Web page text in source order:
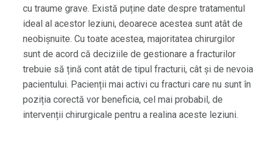
cu traume grave. Există puține date despre tratamentul
ideal al acestor leziuni, deoarece acestea sunt atât de
neobișnuite. Cu toate acestea, majoritatea chirurgilor
sunt de acord că deciziile de gestionare a fracturilor
trebuie să țină cont atât de tipul fracturii, cât și de nevoia
pacientului. Pacienții mai activi cu fracturi care nu sunt în
poziția corectă vor beneficia, cel mai probabil, de
intervenții chirurgicale pentru a realina aceste leziuni.